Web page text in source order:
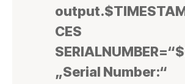
CES
„Serial Number:“